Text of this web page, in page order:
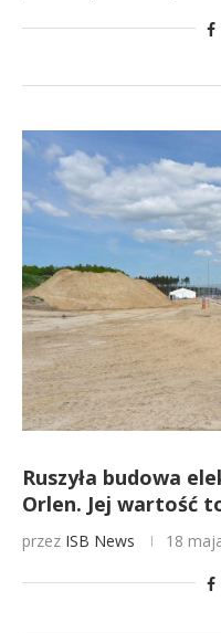
Ruszyła budowa
Orlen. Jej wartość
przez ISB News 18